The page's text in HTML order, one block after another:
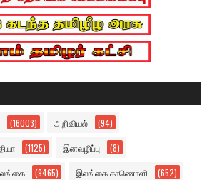
(16003) அறிவியல் (94)
(1125) இனவழிப்பு (8)
(9465) இலங்கை காணொளி (652)